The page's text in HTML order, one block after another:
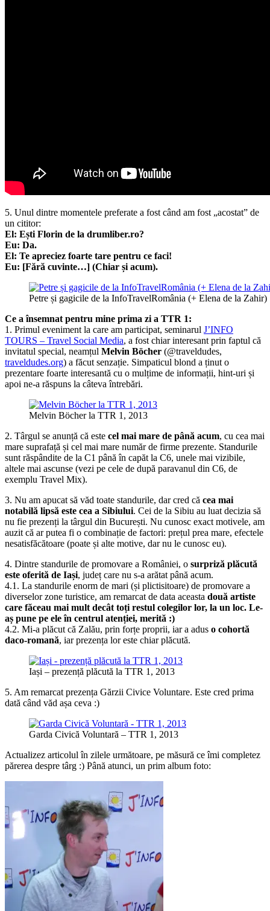
5. Unul dintre momentele preferate a fost când am fost „acostat” de
un cititor:
El: Ești Florin de la drumliber.ro?
Eu: Da.
El: Te apreciez foarte tare pentru ce faci!
Eu: [Fără cuvinte…] (Chiar și acum).
Petre și gagicile de la InfoTravelRomânia (+ Elena de la Zahir)
Ce a însemnat pentru mine prima zi a TTR 1:
1. Primul eveniment la care am participat, seminarul J’INFO
TOURS – Travel Social Media, a fost chiar interesant prin faptul că
invitatul special, neamțul Melvin Böcher (@traveldudes,
traveldudes.org) a făcut senzație. Simpaticul blond a ținut o
prezentare foarte interesantă cu o mulțime de informații, hint-uri și
apoi ne-a răspuns la câteva întrebări.
Melvin Böcher la TTR 1, 2013
2. Târgul se anunță că este cel mai mare de până acum, cu cea mai
mare suprafață și cel mai mare număr de firme prezente. Standurile
sunt răspândite de la C1 până în capăt la C6, unele mai vizibile,
altele mai ascunse (vezi pe cele de după paravanul din C6, de
exemplu Travel Mix).
3. Nu am apucat să văd toate standurile, dar cred că cea mai
notabilă lipsă este cea a Sibiului. Cei de la Sibiu au luat decizia să
nu fie prezenți la târgul din București. Nu cunosc exact motivele, am
auzit că ar putea fi o combinație de factori: prețul prea mare, efectele
nesatisfăcătoare (poate și alte motive, dar nu le cunosc eu).
4. Dintre standurile de promovare a României, o surpriză plăcută
este oferită de Iași, județ care nu s-a arătat până acum.
4.1. La standurile enorm de mari (și plictisitoare) de promovare a
diverselor zone turistice, am remarcat de data aceasta două artiste
care făceau mai mult decât toți restul colegilor lor, la un loc. Le-
aș pune pe ele în centrul atenției, merită :)
4.2. Mi-a plăcut că Zalău, prin forțe proprii, iar a adus o cohortă
daco-romană, iar prezența lor este chiar plăcută.
Iași – prezență plăcută la TTR 1, 2013
5. Am remarcat prezența Gărzii Civice Voluntare. Este cred prima
dată când văd așa ceva :)
Garda Civică Voluntară – TTR 1, 2013
Actualizez articolul în zilele următoare, pe măsură ce îmi completez
părerea despre târg :) Până atunci, un prim album foto: